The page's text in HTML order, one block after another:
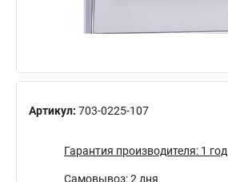
Артикул: 703-0225-107
Гарантия производителя: 1 год
Самовывоз: 2 дня